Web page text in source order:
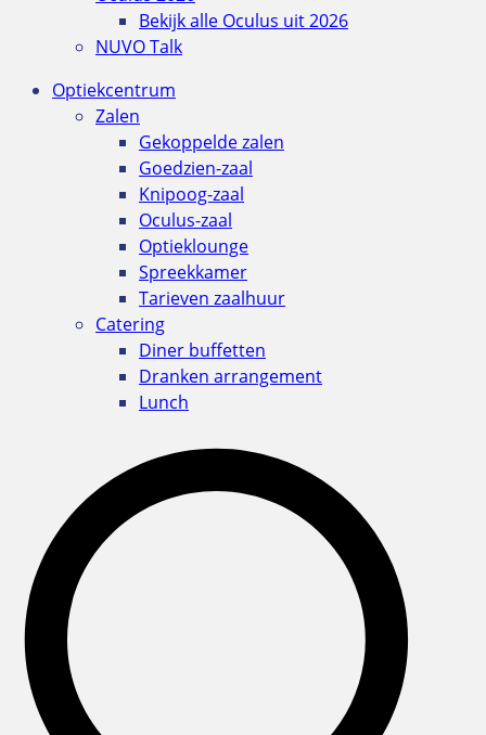
Bekijk alle Oculus uit 2026
NUVO Talk
Optiekcentrum
Zalen
Gekoppelde zalen
Goedzien-zaal
Knipoog-zaal
Oculus-zaal
Optieklounge
Spreekkamer
Tarieven zaalhuur
Catering
Diner buffetten
Dranken arrangement
Lunch